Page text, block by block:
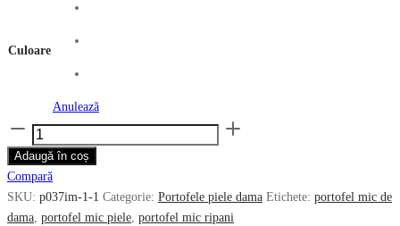
Culoare
Anulează
Cantitate
Portofel
mic
RIPANI
Adaugă în coș
Compară
SKU: p037im-1-1 Categorie: Portofele piele dama Etichete: portofel mic de
dama, portofel mic piele, portofel mic ripani